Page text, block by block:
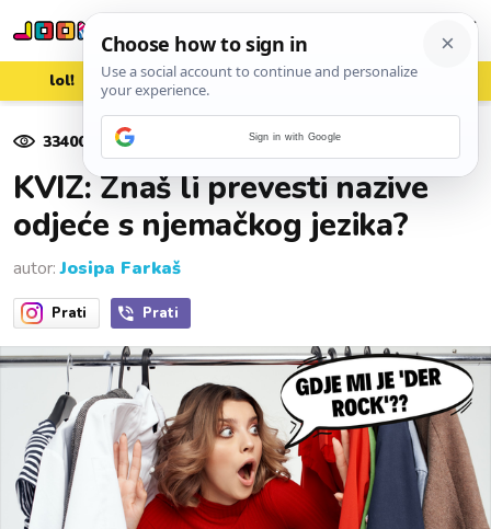
lol! aww vrh! woot?!
33400 pregleda
KVIZ: Znaš li prevesti nazive
odjeće s njemačkog jezika?
autor:Josipa Farkaš
Prati Prati
Sign in with Google